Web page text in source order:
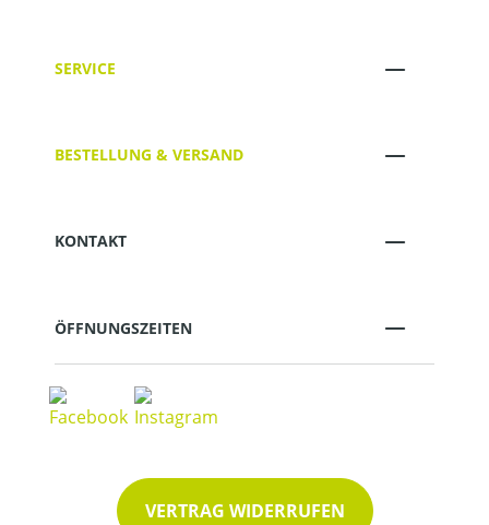
SERVICE
BESTELLUNG & VERSAND
KONTAKT
ÖFFNUNGSZEITEN
VERTRAG WIDERRUFEN